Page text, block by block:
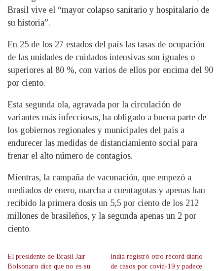
Brasil vive el “mayor colapso sanitario y hospitalario de
su historia”.
En 25 de los 27 estados del país las tasas de ocupación
de las unidades de cuidados intensivas son iguales o
superiores al 80 %, con varios de ellos por encima del 90
por ciento.
Esta segunda ola, agravada por la circulación de
variantes más infecciosas, ha obligado a buena parte de
los gobiernos regionales y municipales del país a
endurecer las medidas de distanciamiento social para
frenar el alto número de contagios.
Mientras, la campaña de vacunación, que empezó a
mediados de enero, marcha a cuentagotas y apenas han
recibido la primera dosis un 5,5 por ciento de los 212
millones de brasileños, y la segunda apenas un 2 por
ciento.
El presidente de Brasil Jair
Bolsonaro dice que no es su
India registró otro récord diario
de casos por covid-19 y padece